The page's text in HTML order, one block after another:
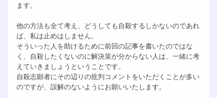
ます。
他の方法も全て考え、どうしても自殺するしかないのであれ
ば、私は止めはしません。
そういった人を助けるために前回の記事を書いたのではな
く、自殺したくないのに解決策が分からない人は、一緒に考
えていきましょうということです。
自殺志願者にその辺りの批判コメントをいただくことが多い
のですが、誤解のないようにお願いいたします。